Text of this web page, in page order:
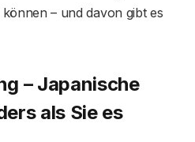
– und davon gibt es
– Japanische
als Sie es